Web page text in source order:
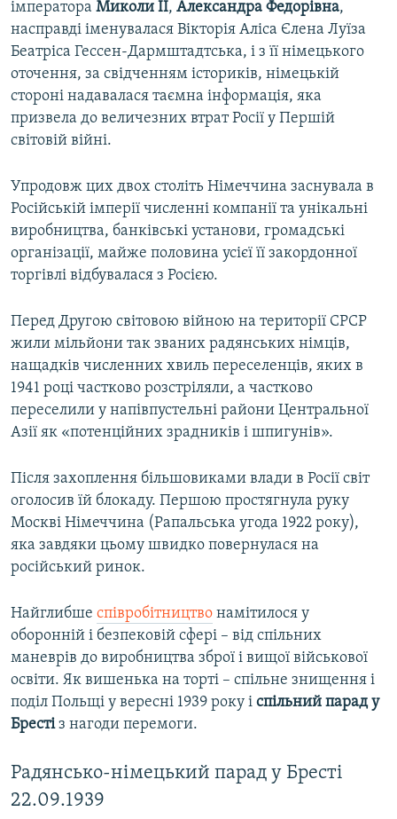
імператора Миколи ІІ, Александра Федорівна,
насправді іменувалася Вікторія Аліса Єлена Луїза
Беатріса Гессен-Дармштадтська, і з її німецького
оточення, за свідченням істориків, німецькій
стороні надавалася таємна інформація, яка
призвела до величезних втрат Росії у Першій
світовій війні.
Упродовж цих двох століть Німеччина заснувала в
Російській імперії численні компанії та унікальні
виробництва, банківські установи, громадські
організації, майже половина усієї її закордонної
торгівлі відбувалася з Росією.
Перед Другою світовою війною на території СРСР
жили мільйони так званих радянських німців,
нащадків численних хвиль переселенців, яких в
1941 році частково розстріляли, а частково
переселили у напівпустельні райони Центральної
Азії як «потенційних зрадників і шпигунів».
Після захоплення більшовиками влади в Росії світ
оголосив їй блокаду. Першою простягнула руку
Москві Німеччина (Рапальська угода 1922 року),
яка завдяки цьому швидко повернулася на
російський ринок.
Найглибше співробітництво намітилося у
оборонній і безпековій сфері – від спільних
маневрів до виробництва зброї і вищої військової
освіти. Як вишенька на торті – спільне знищення і
поділ Польщі у вересні 1939 року і спільний парад у
Брестіз нагоди перемоги.
Радянсько-німецький парад у Бресті
22.09.1939